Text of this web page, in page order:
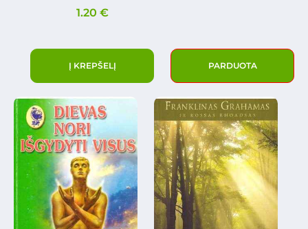
1.20 €
Į KREPŠELĮ PARDUOTA